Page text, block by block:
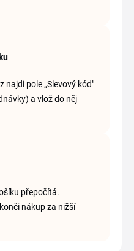
najdi pole „Slevový kód"
a vlož do něj
přepočítá.
nákup za nižší